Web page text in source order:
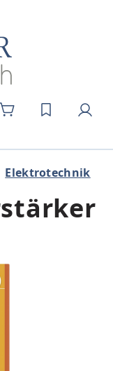
DU HAST 0
Elektrotechnik